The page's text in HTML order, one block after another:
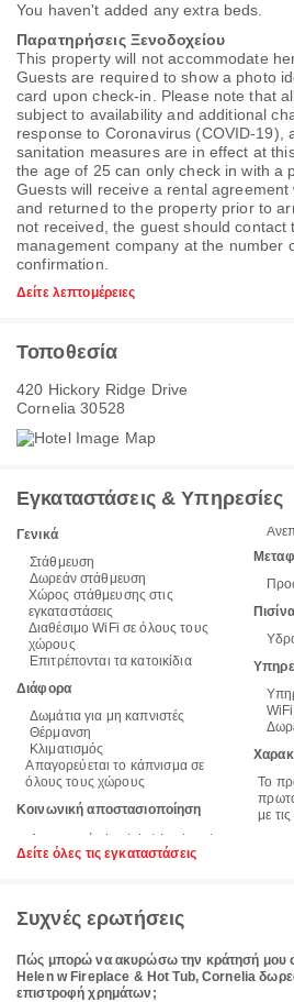
You haven't added any extra beds.
Παρατηρήσεις Ξενοδοχείου
This property will not accommodate
Guests are required to show a photo
card upon check-in. Please note that
subject to availability and additional
response to Coronavirus (COVID-19),
sanitation measures are in effect at
the age of 25 can only check in with a
Guests will receive a rental agreement
and returned to the property prior to
not received, the guest should contact
management company at the number
confirmation.
Δείτε λεπτομέρειες
Τοποθεσία
420 Hickory Ridge Drive
Cornelia 30528
Εγκαταστάσεις & Υπηρεσίες
Γενικά
Στάθμευση
Δωρεάν στάθμευση
Χώρος στάθμευσης στις
εγκαταστάσεις
Διαθέσιμο WiFi σε όλους τους
χώρους
Επιτρέπονται τα κατοικίδια
Διάφορα
Δωμάτια για μη καπνιστές
Θέρμανση
Κλιματισμός
Απαγορεύεται το κάπνισμα σε
όλους τους χώρους
Κοινωνική αποστασιοποίηση
WiFi
Το
με
Δείτε όλες τις εγκαταστάσεις
Συχνές ερωτήσεις
Πώς μπορώ να ακυρώσω την κράτησή μου
Helen w Fireplace & Hot Tub, Cornelia
επιστροφή χρημάτων;